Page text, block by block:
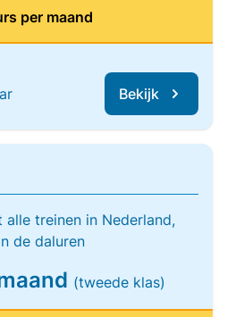
per maand
Bekijk
treinen in Nederland,
de daluren
(tweede klas)